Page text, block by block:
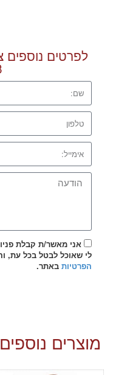
לפרטים
אני מאשר/ת קבלת
לי שאוכל לבטל בכל עת,
הפרטיות באתר.
מוצרים